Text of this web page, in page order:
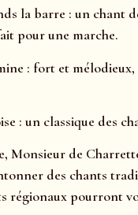
la barre : un chant
pour une marche.
: fort et
: un classique des
Monsieur de
des chants
régionaux pourront